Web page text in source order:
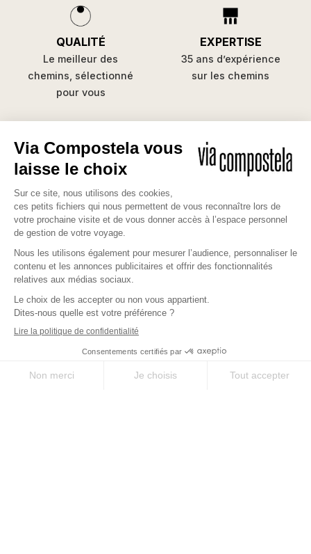
QUALITÉ
Le meilleur des
chemins, sélectionné
pour vous
EXPERTISE
35 ans d’expérience
sur les chemins
Via-compostela.com est une marque déposée par Chamina Sylva SAS pour
vous offrir le meilleur des chemins millénaires en France, en Europe et dans
le monde.
QUI SOMMES-NOUS ?